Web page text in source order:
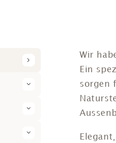
Wir
Ein
sorgen